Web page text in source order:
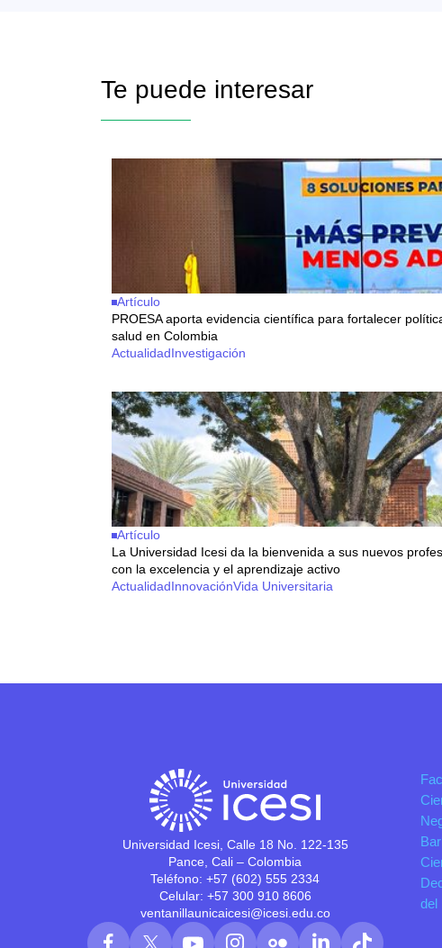
Te puede interesar
Artículo
PROESA aporta evidencia científica para fortalecer
salud en Colombia
ActualidadInvestigación
Artículo
La Universidad Icesi da la bienvenida a sus nuevos
con la excelencia y el aprendizaje activo
ActualidadInnovaciónVida Universitaria
Universidad Icesi, Calle 18 No. 122-135
Pance, Cali – Colombia
Teléfono: +57 (602) 555 2334
Celular: +57 300 910 8606
ventanillaunicaicesi@icesi.edu.co
del